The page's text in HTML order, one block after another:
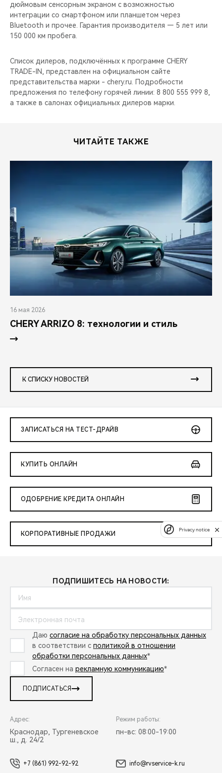
дюймовым сенсорным экраном c возможностью
интеграции со смартфоном или планшетом через
Bluetooth и прочее. Гарантия производителя — 5 лет или
150 000 км пробега.
Список дилеров, подключённых к программе CHERY
TRADE-IN, представлен на официальном сайте
представительства марки - chery.ru. Подробности
предложения по телефону горячей линии: 8 800 555 999 8,
а также в салонах официальных дилеров марки.
ЧИТАЙТЕ ТАКЖЕ
16 мая 2026
CHERY ARRIZO 8: технологии и стиль
К СПИСКУ НОВОСТЕЙ
ЗАПИСАТЬСЯ НА ТЕСТ-ДРАЙВ
КУПИТЬ ОНЛАЙН
ОДОБРЕНИЕ КРЕДИТА ОНЛАЙН
КОРПОРАТИВНЫЕ ПРОДАЖИ
ПОДПИШИТЕСЬ НА НОВОСТИ:
Даю согласие на обработку персональных данных
в соответствии с политикой в отношении
обработки персональных данных*
Согласен на рекламную коммуникацию*
ПОДПИСАТЬСЯ
Адрес:
Краснодар, Тургеневское
ш., д. 24/2
Режим работы:
пн-вс: 08:00-19:00
+7 (861) 992-92-92 info@rvservice-k.ru
Privacy notice